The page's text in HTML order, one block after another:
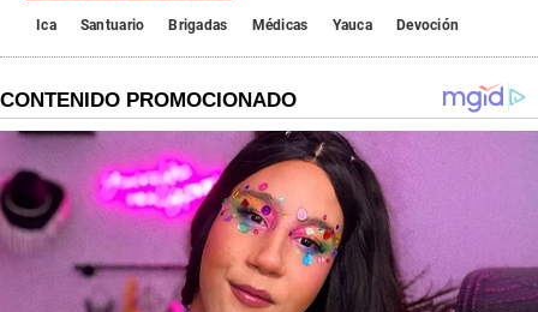
Ica Santuario Brigadas Médicas Yauca Devoción